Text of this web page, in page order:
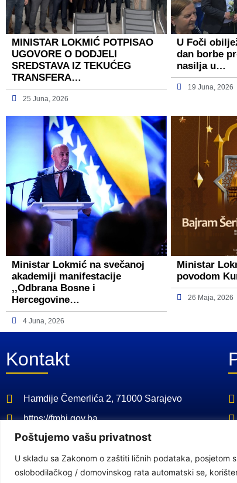
Poštujemo vašu privatnost
U skladu sa Zakonom o zaštiti ličnih podataka,
oslobodilačkog / domovinskog rata automatski se,
MINISTAR LOKMIĆ POTPISAO
UGOVORE O DODJELI
SREDSTAVA IZ TEKUĆEG
TRANSFERA…
25 Juna, 2026
U Foči
dan borbe
nasilja u…
19 Juna, 2026
Ministar Lokmić na svečanoj
akademiji manifestacije
,,Odbrana Bosne i
Hercegovine…
4 Juna, 2026
Ministar
povodom
26 Maja, 2026
Kontakt
Hamdije Čemerlića 2, 71000 Sarajevo
https://fmbi.gov.ba
+387 33 21 29 32
E-mail: kabinet@fmbi.gov.ba